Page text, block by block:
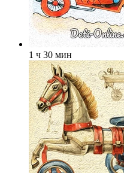
1 ч 30 мин